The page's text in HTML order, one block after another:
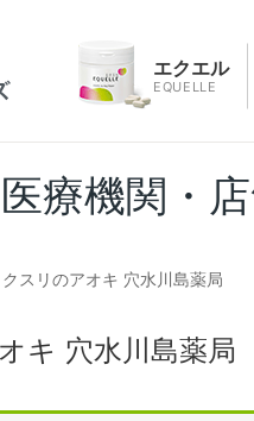
エクエル
EQUELLE
療機関・
クスリのアオキ 穴水川島薬局
キ 穴水川島薬局